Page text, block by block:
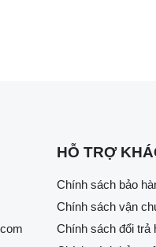
HỖ TRỢ
Chính sách bảo
Chính sách vận
Chính sách đổi trả